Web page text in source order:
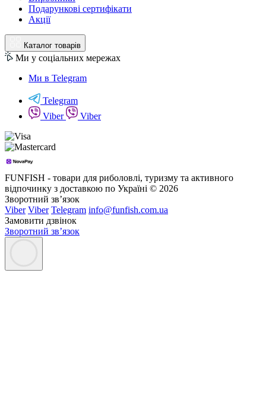
Подарункові сертифікати
Акції
Каталог товарів
Ми у соціальних мережах
Ми в Telegram
Telegram
Viber
Viber
FUNFISH - товари для риболовлі, туризму та активного
відпочинку з доставкою по Україні © 2026
Зворотний зв’язок
Viber Viber Telegram info@funfish.com.ua
Замовити дзвінок
Зворотний зв’язок